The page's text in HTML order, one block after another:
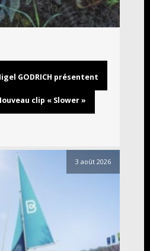
GODRICH présentent
clip « Slower »
3 août 2026